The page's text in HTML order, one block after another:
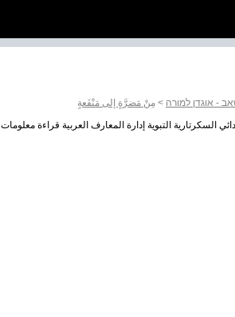
- אוגדן למורה > مِنْ مَضرَّةٍ إلى مَنْفَعةٍ
السكرتارية التبوية إدارة المعارف العربية قراءة معلومات